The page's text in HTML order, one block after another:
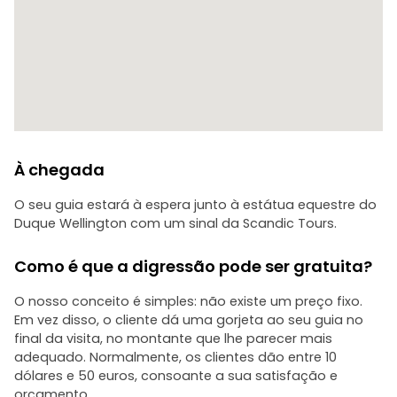
À chegada
O seu guia estará à espera junto à estátua equestre do
Duque Wellington com um sinal da Scandic Tours.
Como é que a digressão pode ser gratuita?
O nosso conceito é simples: não existe um preço fixo.
Em vez disso, o cliente dá uma gorjeta ao seu guia no
final da visita, no montante que lhe parecer mais
adequado. Normalmente, os clientes dão entre 10
dólares e 50 euros, consoante a sua satisfação e